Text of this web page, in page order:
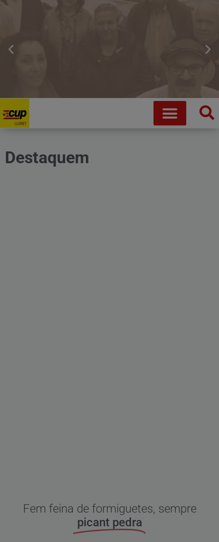
Destaquem
Fem feina de formiguetes, sempre
picant pedra